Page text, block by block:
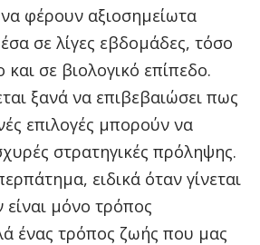
φέρουν αξιοσημείωτα
σε λίγες εβδομάδες, τόσο
σε βιολογικό επίπεδο.
ξανά να επιβεβαιώσει πως
επιλογές μπορούν να
στρατηγικές πρόληψης.
ειδικά όταν γίνεται
είναι μόνο τρόπος
ένας τρόπος ζωής που μας